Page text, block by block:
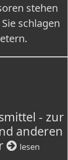
stehen
schlagen
- zur
anderen
lesen